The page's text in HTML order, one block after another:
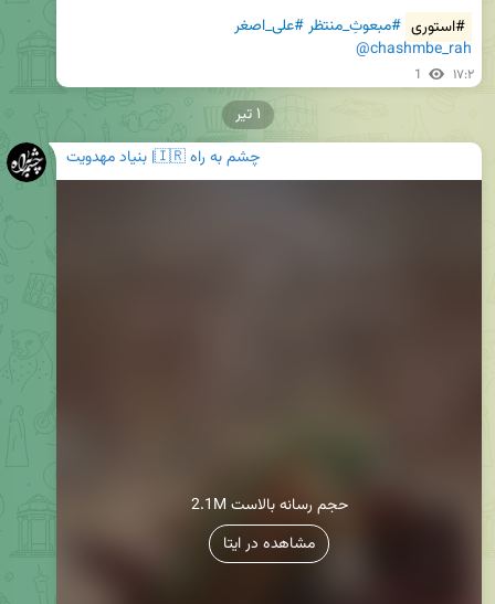
#استوری #مبعوثِ_منتظر#علی_اصغر
@chashmbe_rah
1 ۱۷:۲
چشم به راه 🇮🇷| بنیاد مهدویت
2.1M حجم رسانه بالاست
مشاهده در ایتا
۱ تیر